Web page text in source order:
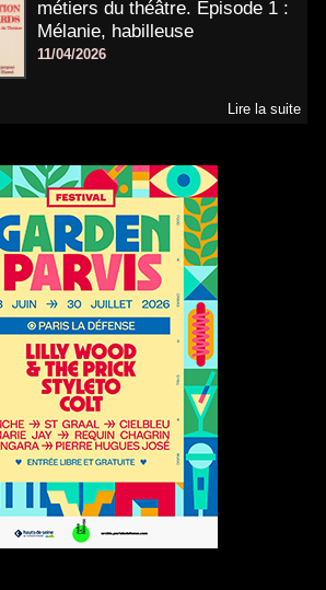
métiers du théâtre. Épisode 1 :
Mélanie, habilleuse
11/04/2026
Lire la suite